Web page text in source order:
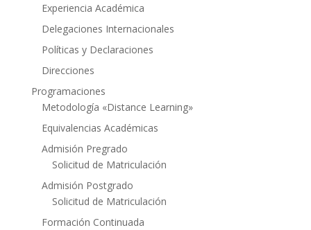
Experiencia Académica
Delegaciones Internacionales
Políticas y Declaraciones
Direcciones
Programaciones
Metodología «Distance Learning»
Equivalencias Académicas
Admisión Pregrado
Solicitud de Matriculación
Admisión Postgrado
Solicitud de Matriculación
Formación Continuada